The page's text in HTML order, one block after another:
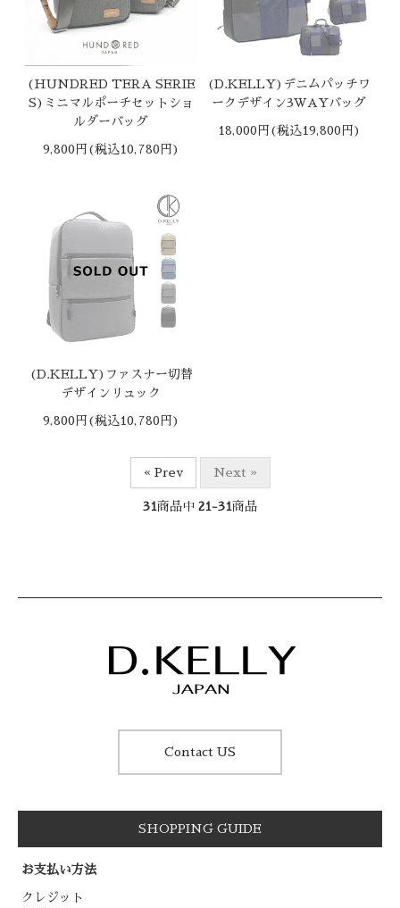
(HUNDRED TERA SERIE
S)ミニマルポーチセットショ
ルダーバッグ
9,800円(税込10,780円)
(D.KELLY)デニムパッチワ
ークデザイン3WAYバッグ
18,000円(税込19,800円)
(D.KELLY)ファスナー切替
デザインリュック
9,800円(税込10,780円)
« Prev Next »
31商品中 21-31商品
Contact US
SHOPPING GUIDE
お支払い方法
クレジット